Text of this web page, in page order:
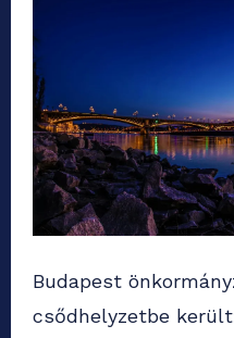
Budapest
csődhelyzetbe